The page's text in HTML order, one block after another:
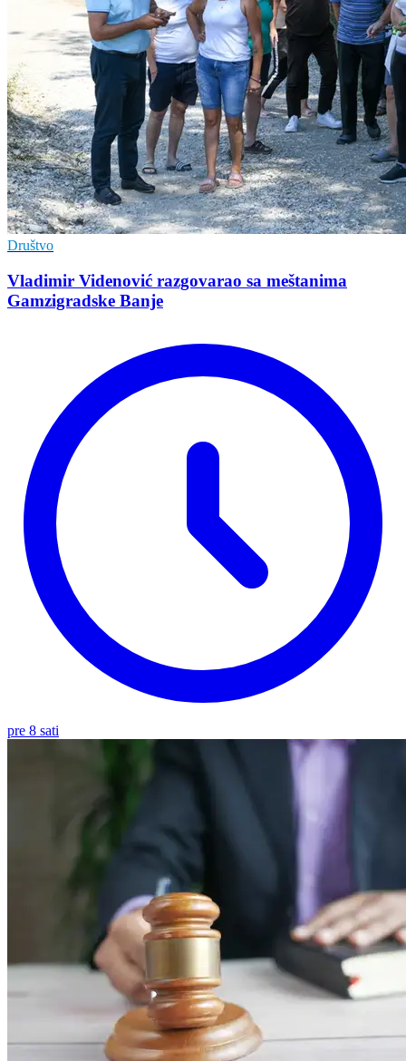
Društvo
Vladimir Vidеnović razgovarao sa mеštanima
Gamzigradskе Banjе
pre 8 sati